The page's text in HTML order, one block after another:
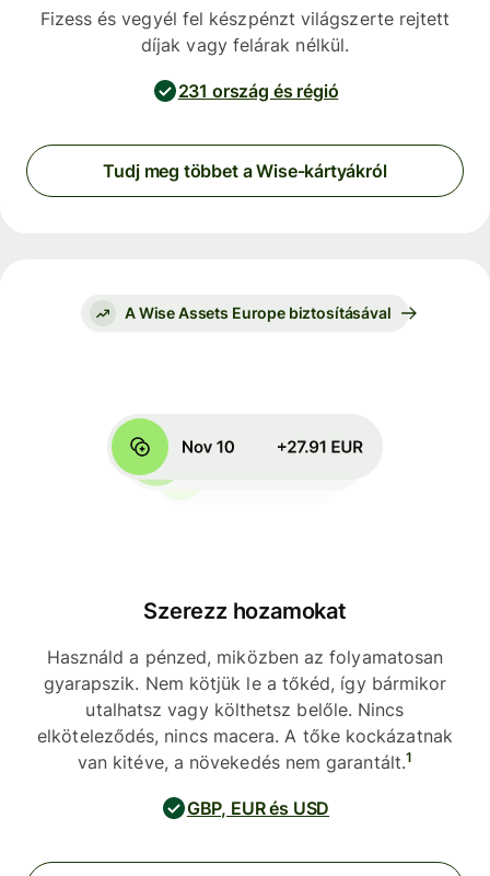
Fizess és vegyél fel készpénzt világszerte rejtett
díjak vagy felárak nélkül.
231 ország és régió
Tudj meg többet a Wise-kártyákról
A Wise Assets Europe biztosításával
Szerezz hozamokat
Használd a pénzed, miközben az folyamatosan
gyarapszik. Nem kötjük le a tőkéd, így bármikor
utalhatsz vagy költhetsz belőle. Nincs
elköteleződés, nincs macera. A tőke kockázatnak
van kitéve, a növekedés nem garantált.1
GBP, EUR és USD